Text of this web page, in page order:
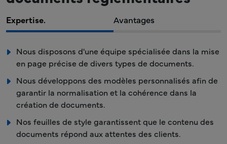
Expertise. Avantages
Nous disposons d'une équipe spécialisée dans la mise
en page précise de divers types de documents.
Nous développons des modèles personnalisés afin de
garantir la normalisation et la cohérence dans la
création de documents.
Nos feuilles de style garantissent que le contenu des
documents répond aux attentes des clients.